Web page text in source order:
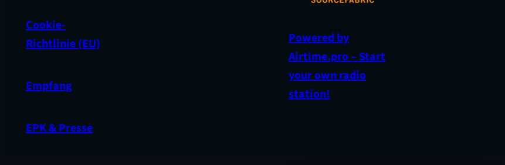
Cookie-
Richtlinie (EU)
Empfang
EPK & Presse
Powered by
Airtime.pro – Start
your own radio
station!